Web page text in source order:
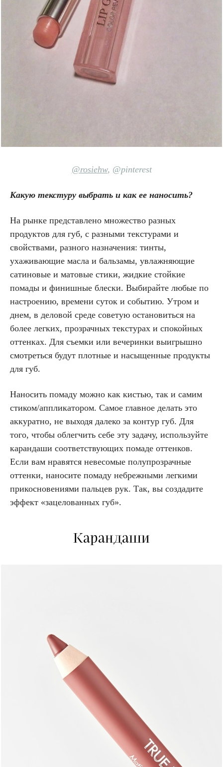
@rosiehw, @pinterest
Какую текстуру выбрать и как ее наносить?
На рынке представлено множество разных
продуктов для губ, с разными текстурами и
свойствами, разного назначения: тинты,
ухаживающие масла и бальзамы, увлажняющие
сатиновые и матовые стики, жидкие стойкие
помады и финишные блески. Выбирайте любые по
настроению, времени суток и событию. Утром и
днем, в деловой среде советую остановиться на
более легких, прозрачных текстурах и спокойных
оттенках. Для съемки или вечеринки выигрышно
смотреться будут плотные и насыщенные продукты
для губ.
Наносить помаду можно как кистью, так и самим
стиком/аппликатором. Самое главное делать это
аккуратно, не выходя далеко за контур губ. Для
того, чтобы облегчить себе эту задачу, используйте
карандаши соответствующих помаде оттенков.
Если вам нравятся невесомые полупрозрачные
оттенки, наносите помаду небрежными легкими
прикосновениями пальцев рук. Так, вы создадите
эффект «зацелованных губ».
Карандаши